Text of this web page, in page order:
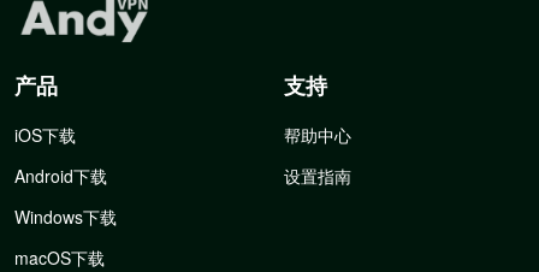
产品
iOS下载
Android下载
Windows下载
macOS下载
支持
帮助中心
设置指南